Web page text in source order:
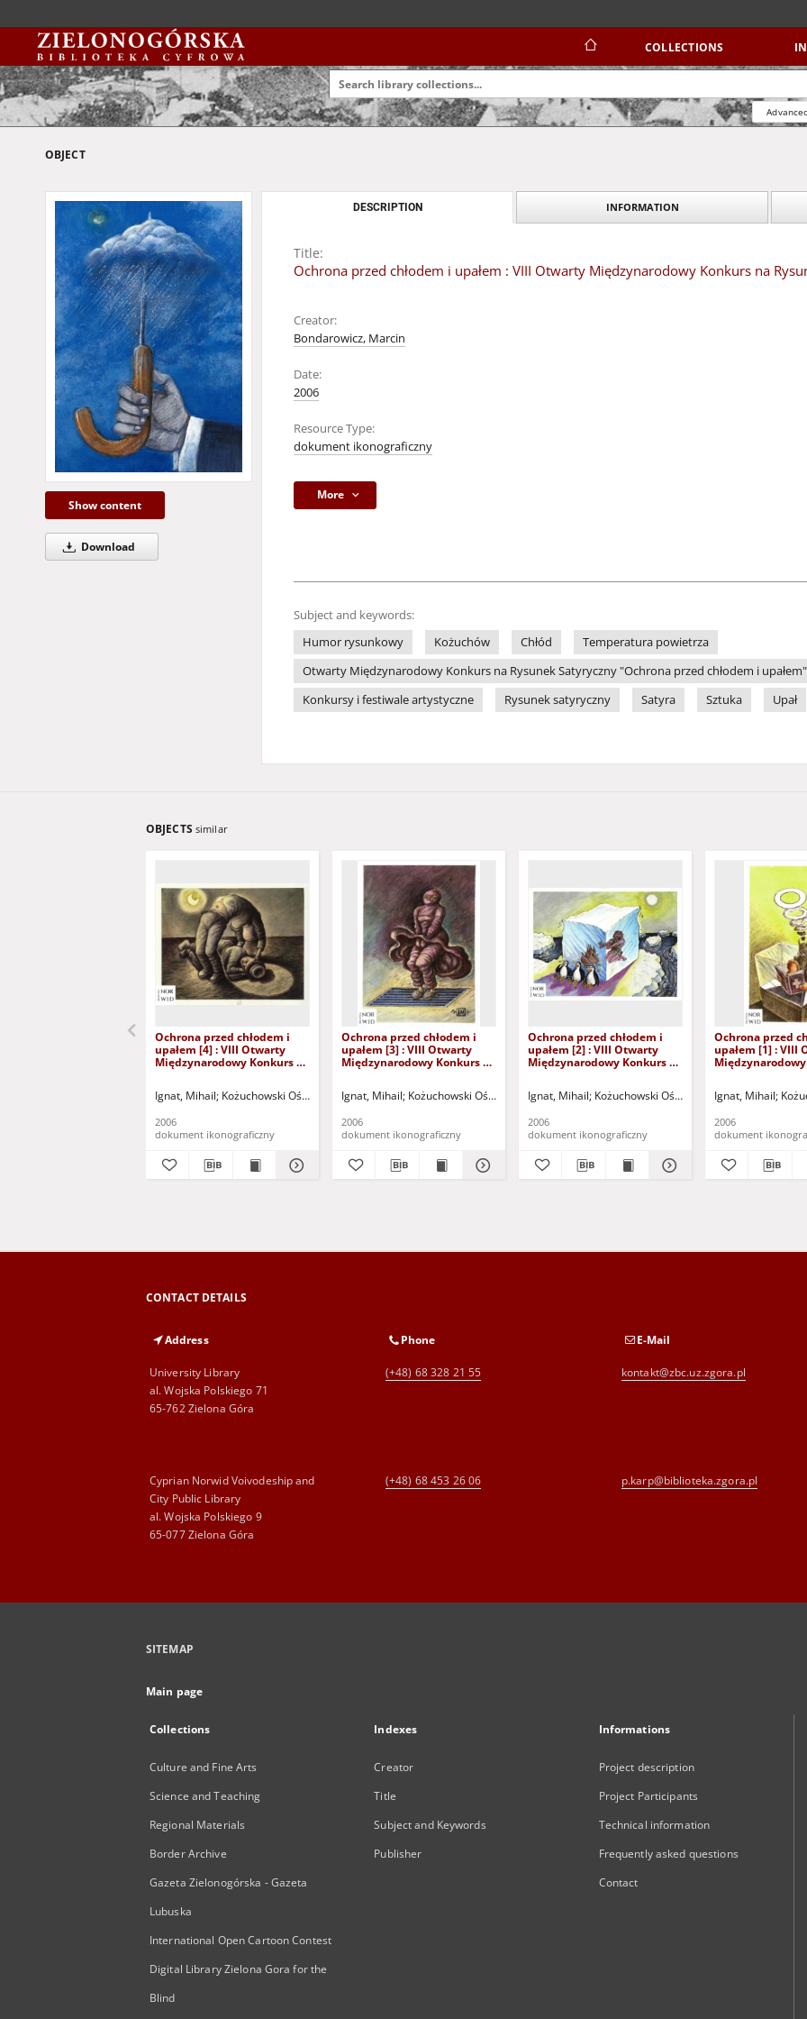
COLLECTIONS
OBJECT
Show content
Download
DESCRIPTION INFORMATION
Title:
Ochrona przed chłodem i upałem : VIII Otwarty Międzynarodowy Konkurs na
Creator:
Bondarowicz, Marcin
Date:
2006
Resource Type:
dokument ikonograficzny
More
Subject and keywords:
Humor rysunkowy
Kożuchów Chłód
Temperatura powietrza
Otwarty Międzynarodowy Konkurs na Rysunek Satyryczny "Ochrona przed chłodem i
Konkursy i festiwale artystyczne
Rysunek satyryczny Satyra Sztuka Upał
OBJECTS similar
Ochrona przed chłodem i
upałem [4] : VIII Otwarty
Międzynarodowy Konkurs na
Ignat, Mihail Kożuchowski Ośrodek Kultury i Sportu "Zamek" (Kożuchów). (ul. Klasztorna 14, 67-120 Kożuchów, tel. (068) 553-55-
2006
dokument ikonograficzny
Ochrona przed chłodem i
upałem [3] : VIII Otwarty
Międzynarodowy Konkurs na
Ignat, Mihail Kożuchowski Ośrodek Kultury i Sportu "Zamek" (Kożuchów). (ul. Klasztorna 14,
2006
dokument ikonograficzny
Ochrona przed chłodem i
upałem [2] : VIII Otwarty
Międzynarodowy Konkurs na
Ignat, Mihail Kożuchowski Ośrodek Kultury i Sportu
2006
dokument ikonograficzny
Ochrona przed
upałem [1] : VIII
Międzynarodowy
Ignat, Mihail
2006
dokument
CONTACT DETAILS
Address
University Library
al. Wojska Polskiego 71
65-762 Zielona Góra
Phone
(+48) 68 328 21 55
E-Mail
kontakt@zbc.uz.zgora.pl
Cyprian Norwid Voivodeship and
City Public Library
al. Wojska Polskiego 9
65-077 Zielona Góra
(+48) 68 453 26 06 p.karp@biblioteka.zgora.pl
SITEMAP
Main page
Collections
Culture and Fine Arts
Science and Teaching
Regional Materials
Border Archive
Gazeta Zielonogórska - Gazeta
Lubuska
International Open Cartoon Contest
Digital Library Zielona Gora for the
Blind
Indexes
Creator
Title
Subject and Keywords
Publisher
Informations
Project description
Project Participants
Technical information
Frequently asked questions
Contact